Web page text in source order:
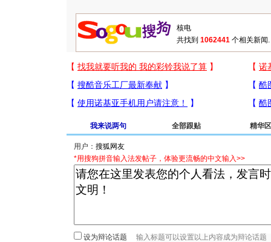
共找到 1062441 个相关新闻.
我来说两句 全部跟贴 精华区
用户：
*用搜狗拼音输入法发帖子，体验更流畅的中文输入>>
设为辩论话题